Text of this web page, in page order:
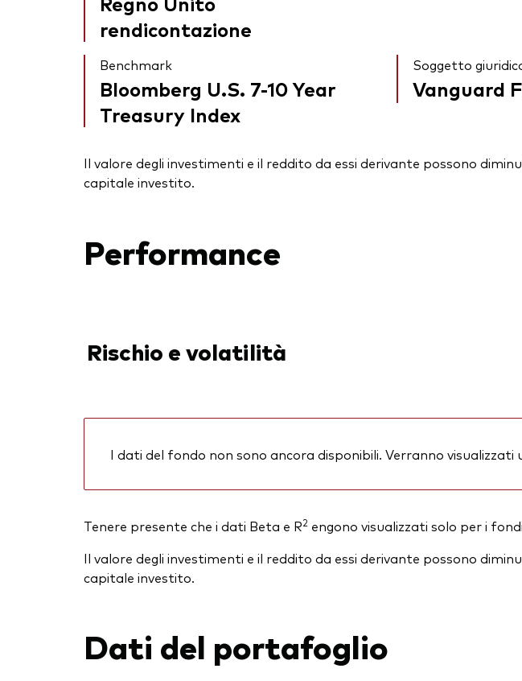
rendicontazione
Benchmark
Bloomberg U.S. 7-10 Year
Treasury Index
Soggetto
Vanguard
Il valore degli investimenti e il reddito da essi derivante possono
capitale investito.
Performance
Rischio e volatilità
I dati del fondo non sono ancora disponibili. Verranno visualizzati
Tenere presente che i dati Beta e R2 engono visualizzati solo per i
Il valore degli investimenti e il reddito da essi derivante possono
capitale investito.
Dati del portafoglio